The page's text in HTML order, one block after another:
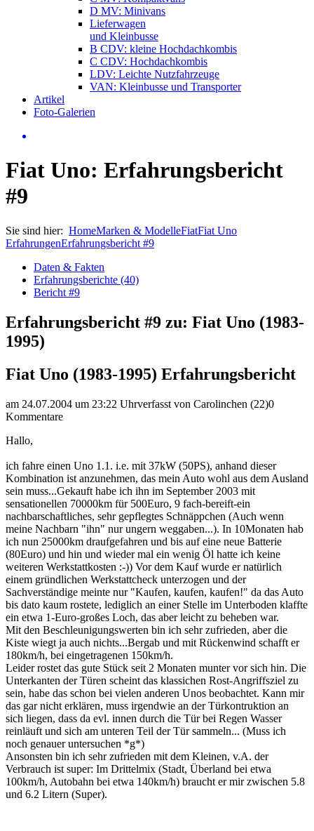
D MV: Minivans
Lieferwagen
und Kleinbusse
B CDV: kleine Hochdachkombis
C CDV: Hochdachkombis
LDV: Leichte Nutzfahrzeuge
VAN: Kleinbusse und Transporter
Artikel
Foto-Galerien
Fiat Uno: Erfahrungsbericht
#9
Sie sind hier: HomeMarken & ModelleFiatFiat Uno
ErfahrungenErfahrungsbericht #9
Daten & Fakten
Erfahrungsberichte (40)
Bericht #9
Erfahrungsbericht #9 zu: Fiat Uno (1983-
1995)
Fiat Uno (1983-1995) Erfahrungsbericht
am 24.07.2004 um 23:22 Uhrverfasst von Carolinchen (22)0
Kommentare
Hallo,
ich fahre einen Uno 1.1. i.e. mit 37kW (50PS), anhand dieser
Kombination ist anzunehmen, das mein Auto wohl aus dem Ausland
sein muss...Gekauft habe ich ihn im September 2003 mit
sensationellen 70000km für 500Euro, 9 fach-bereift-ein
nachbarschaftliches, sehr gepflegtes Schnäppchen (Auch wenn
meine Nachbarn "ihn" nur ungern weggaben...). In 10Monaten hab
ich nun 25000km draufgefahren und bis auf eine neue Batterie
(80Euro) und hin und wieder mal ein wenig Öl hatte ich keine
weiteren Werkstattkosten :-)) Vor dem Kauf wurde er natürlich
einem gründlichen Werkstattcheck unterzogen und der
Sachverständige meinte nur "Kaufen, kaufen, kaufen!" da das Auto
bis dato kaum rostete, lediglich an einer Stelle im Unterboden klaffte
ein etwa 1-Euro-großes Loch, das aber leicht zu beheben war.
Mit den Beschleunigungswerten bin ich sehr zufrieden, aber die
Kiste wiegt ja auch nichts...Bergab und mit Rückenwind schafft er
180km/h, bei eingetragenen 150km/h.
Leider rostet das gute Stück seit 2 Monaten munter vor sich hin. Die
Unterkanten der Türen scheint das klassichen Rost-Angriffsziel zu
sein, habe das schon bei vielen anderen Unos beobachtet. Kann mir
das gar nicht erklären, muss irgendwie an der Türkontruktion an
sich liegen, dass da evl. innen durch die Tür bei Regen Wasser
reinläuft und sich am unteren Teil der Tür sammeln... (Muss ich
noch genauer untersuchen *g*)
Ansonsten bin ich sehr zufrieden mit dem Kleinen, v.A. der
Verbrauch ist super: Im Drittelmix (Stadt, Überland bei etwa
100km/h, Autobahn bei etwa 140km/h) braucht er mir zwischen 5.8
und 6.2 Litern (Super).